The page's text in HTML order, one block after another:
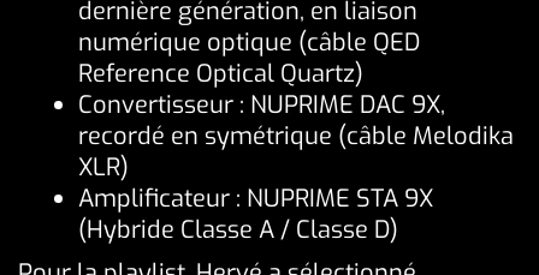
dernière génération, en liaison
numérique optique (câble QED
Reference Optical Quartz)
Convertisseur : NUPRIME DAC 9X,
recordé en symétrique (câble Melodika
XLR)
Amplificateur : NUPRIME STA 9X
(Hybride Classe A / Classe D)